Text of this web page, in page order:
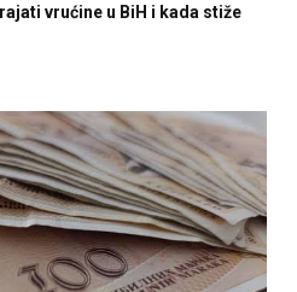
vrućine u BiH i kada stiže